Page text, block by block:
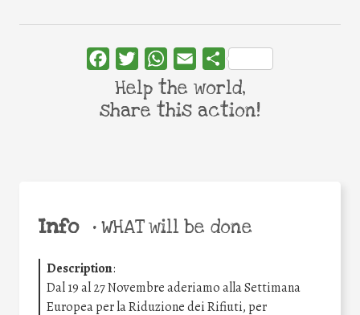
Info •WHAT will be done
Description:
Dal 19 al 27 Novembre aderiamo alla Settimana
Europea per la Riduzione dei Rifiuti, per
FacebookTwitterWhatsApp
Email Share
Help the world,
share this action!